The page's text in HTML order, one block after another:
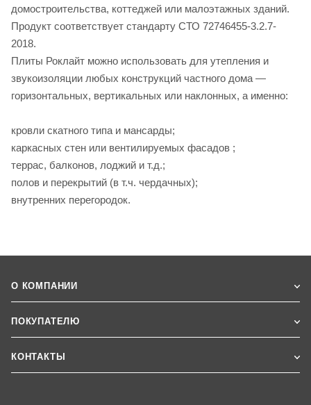
домостроительства, коттеджей или малоэтажных зданий.
Продукт соответствует стандарту СТО 72746455-3.2.7-
2018.
Плиты Роклайт можно использовать для утепления и
звукоизоляции любых конструкций частного дома —
горизонтальных, вертикальных или наклонных, а именно:
кровли скатного типа и мансарды;
каркасных стен или вентилируемых фасадов ;
террас, балконов, лоджий и т.д.;
полов и перекрытий (в т.ч. чердачных);
внутренних перегородок.
О КОМПАНИИ
ПОКУПАТЕЛЮ
КОНТАКТЫ